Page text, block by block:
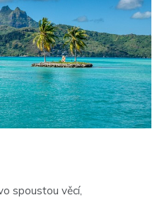
spoustou věcí,